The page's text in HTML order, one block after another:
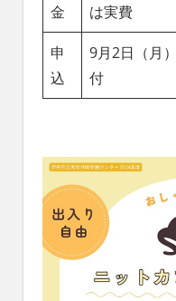
金
は実費
申
込
9月2日（月
付